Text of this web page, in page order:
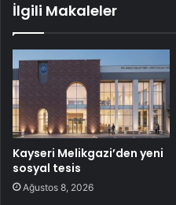
İlgili Makaleler
Kayseri Melikgazi’den yeni
sosyal tesis
Ağustos 8, 2026